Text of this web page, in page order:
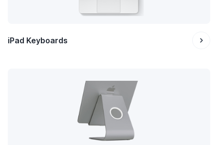
iPad Keyboards